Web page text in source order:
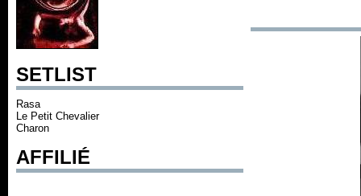
SETLIST
Rasa
Le Petit Chevalier
Charon
AFFILIÉ